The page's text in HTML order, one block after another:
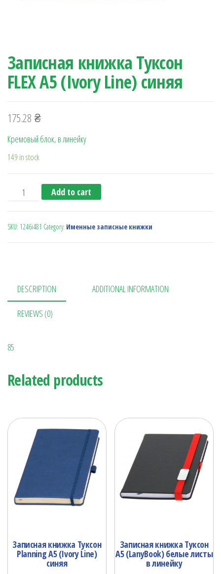
Записная книжка Туксон
FLEX А5 (Ivory Line) синяя
175.28 ₴
Кремовый блок, в линейку
149 in stock
Записная книжка Туксон FLEX А5 (Ivory Line) синяя
Add to cart
SKU: 1246i481 Category: Именные записные книжки
DESCRIPTION ADDITIONAL INFORMATION
REVIEWS (0)
85
Related products
Записная книжка Туксон
Planning А5 (Ivory Line)
синяя
Записная книжка Туксон
А5 (LanyBook) белые листы
в линейку